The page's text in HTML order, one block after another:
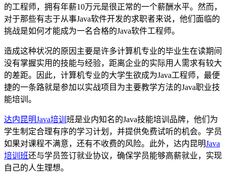
的工程师，拥有年薪10万元是很正常的一个薪酬水平。然而，
对于那些有志于从事Java软件开发的求职者来说，他们面临的
挑战是如何才能成为一名合格的Java软件工程师。
造成这种状况的原因主要是许多计算机专业的毕业生在读期间
没有掌握实用的技能与经验，距离企业的实际用人需求有较大
的差距。因此，计算机专业的大学生欲成为Java工程师，最便
捷的一条路就是参加以实战项目为主要教学方法的Java职业技
能培训。
达内昆明Java培训 班是业内知名的Java技能培训品牌，他们为
学生制定合理有序的学习计划，并提供免费试听的机会。学员
如果对课程不满意，还有不收费的风险。此外，达内昆明Java
培训班还与学员签订就业协议，确保学员能够高薪就业，实现
自己的人生理想。